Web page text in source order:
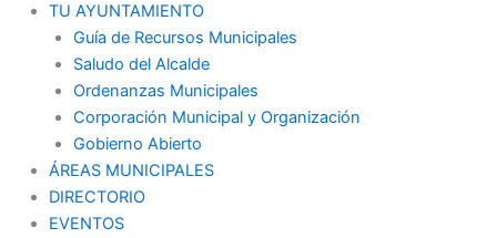
TU AYUNTAMIENTO
Guía de Recursos Municipales
Saludo del Alcalde
Ordenanzas Municipales
Corporación Municipal y Organización
Gobierno Abierto
ÁREAS MUNICIPALES
DIRECTORIO
EVENTOS